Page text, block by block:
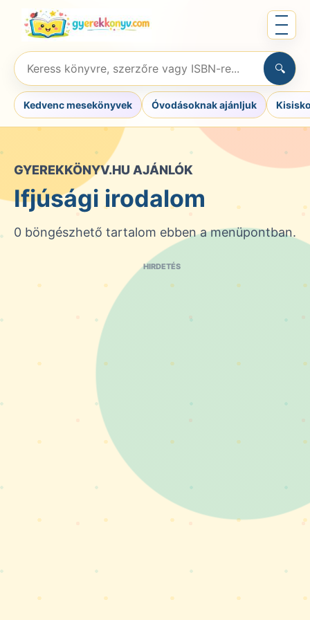
tartalomra
Keresés
könyvre,
szerzőre
vagy
ISBN-
🔍
Menü
Kedvenc mesekönyvek Óvodásoknak ajánljuk
GYEREKKÖNYV.HU AJÁNLÓK
Ifjúsági irodalom
0 böngészhető tartalom ebben a menüpontban.
HIRDETÉS